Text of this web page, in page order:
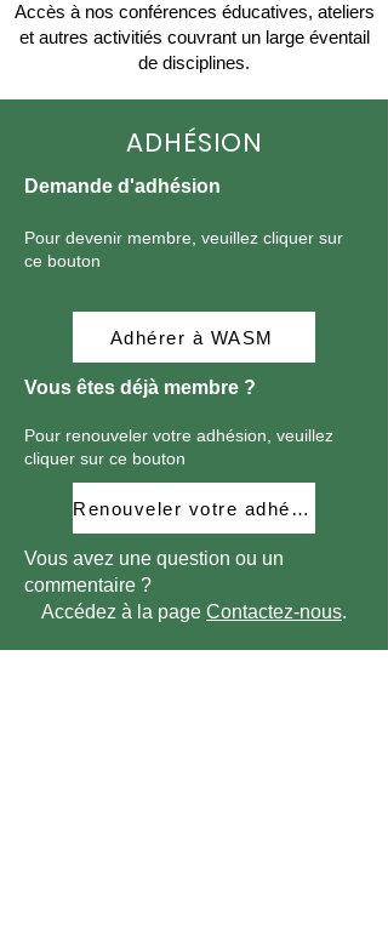
Accès à nos conférences éducatives, ateliers
et autres activitiés couvrant un large éventail
de disciplines.
ADHÉSION
​Demande d'adhésion
Pour devenir membre, veuillez cliquer sur
ce bouton
Adhérer à WASM
Vous êtes déjà membre ?
Pour renouveler votre adhésion, veuillez
cliquer sur ce bouton
Renouveler votre adhésion
​​Vous avez une question ou un
commentaire ?
Accédez à la page Contactez-nous.